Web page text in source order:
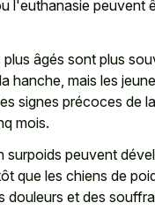
l'euthanasie peuvent
plus âgés sont plus
hanche, mais les
signes précoces de
mois.
surpoids peuvent
que les chiens de
douleurs et des